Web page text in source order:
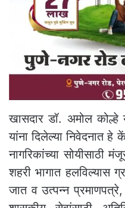
खासदार डॉ. अमोल कोल्हे
यांना दिलेल्या निवेदनात हे
नागरिकांच्या
शहरी भागात हलविल्यास
जात व उत्पन्न